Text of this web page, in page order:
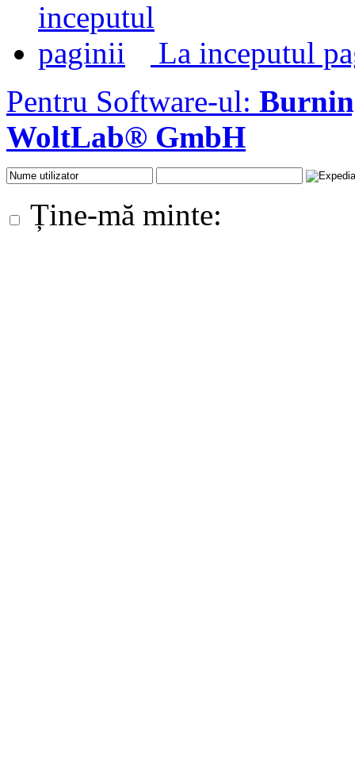
La inceputul
Pentru Software-ul:
WoltLab® GmbH
Ține-mă minte: